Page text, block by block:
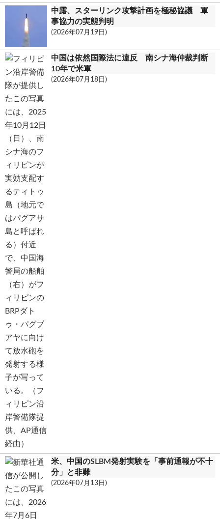
中露、スターリンク攻撃計画を極秘協議 軍
事協力の実態判明
(2026年07月19日)
中国は依然国際法に違反 南シナ海仲裁判断
10年で米軍
(2026年07月18日)
米、中国のSLBM発射実験を「事前通報が不十
分」と非難
(2026年07月13日)